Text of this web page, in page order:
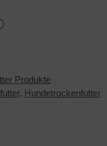
Produkte
, Hundetrockenfutter